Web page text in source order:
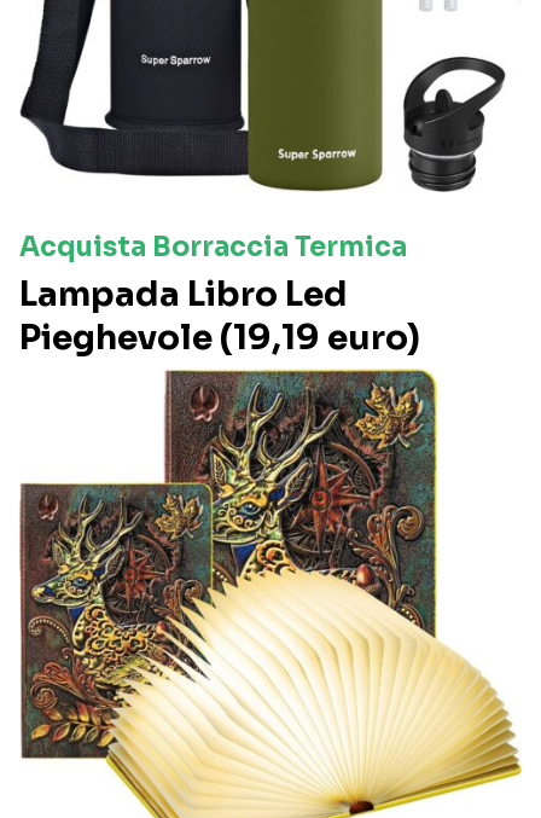
Acquista Borraccia Termica
Lampada Libro Led
Pieghevole (19,19 euro)